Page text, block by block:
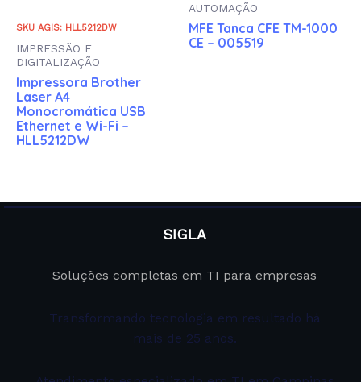
SKU AGIS: HLL5212DW
IMPRESSÃO E
DIGITALIZAÇÃO
Impressora Brother
Laser A4
Monocromática USB
Ethernet e Wi-Fi –
HLL5212DW
AUTOMAÇÃO
MFE Tanca CFE TM-1000
CE – 005519
SIGLA
Soluções completas em TI para empresas
Transformando tecnologia em resultado há
mais de 25 anos.